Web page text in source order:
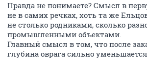
Правда не понимаете? Смысл в
не в самих речках, хоть та же
не столько родниками, сколько
промышленными объектами.
Главный смысл в том, что после
глубина оврага сильно